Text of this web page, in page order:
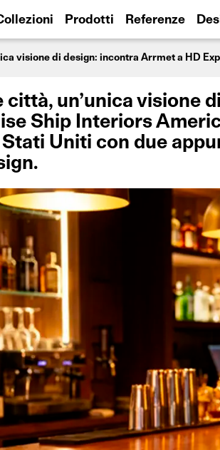
Prodotti Referenze
un’unica visione
Ship Interiors
Uniti con due